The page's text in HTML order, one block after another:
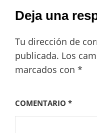
Deja una
Tu dirección de
publicada. Los
marcados con *
COMENTARIO *